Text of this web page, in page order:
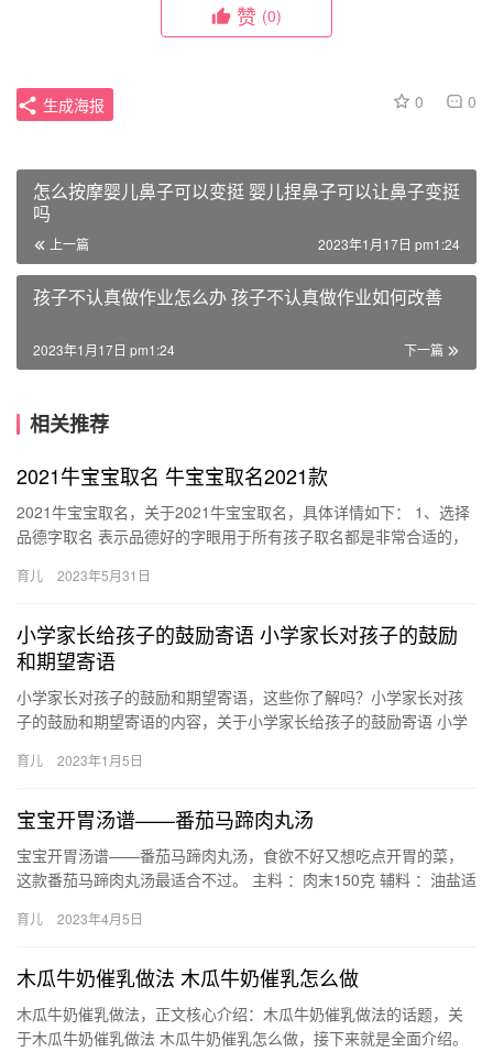
赞 (0)
0 0
生成海报
怎么按摩婴儿鼻子可以变挺 婴儿捏鼻子可以让鼻子变挺
吗
上一篇 2023年1月17日 pm1:24
孩子不认真做作业怎么办 孩子不认真做作业如何改善
下一篇
2023年1月17日 pm1:24
相关推荐
2021牛宝宝取名 牛宝宝取名2021款
2021牛宝宝取名，关于2021牛宝宝取名，具体详情如下： 1、选择
品德字取名 表示品德好的字眼用于所有孩子取名都是非常合适的，
育儿 2023年5月31日
小学家长给孩子的鼓励寄语 小学家长对孩子的鼓励
和期望寄语
小学家长对孩子的鼓励和期望寄语，这些你了解吗？小学家长对孩
子的鼓励和期望寄语的内容，关于小学家长给孩子的鼓励寄语 小学
个…
育儿 2023年1月5日
宝宝开胃汤谱——番茄马蹄肉丸汤
宝宝开胃汤谱——番茄马蹄肉丸汤，食欲不好又想吃点开胃的菜，
这款番茄马蹄肉丸汤最适合不过。 主料 ：肉末150克 辅料 ：油盐适
育儿 2023年4月5日
木瓜牛奶催乳做法 木瓜牛奶催乳怎么做
木瓜牛奶催乳做法，正文核心介绍：木瓜牛奶催乳做法的话题，关
于木瓜牛奶催乳做法 木瓜牛奶催乳怎么做，接下来就是全面介绍。